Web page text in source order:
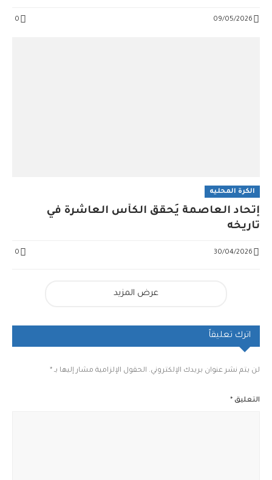
09/05/2026
0
الكرة المحليه
إتحاد العاصمة يُحقق الكأس العاشرة في
تاريخه
30/04/2026
0
عرض المزيد
اترك تعليقاً
لن يتم نشر عنوان بريدك الإلكتروني. الحقول الإلزامية مشار إليها بـ *
التعليق *